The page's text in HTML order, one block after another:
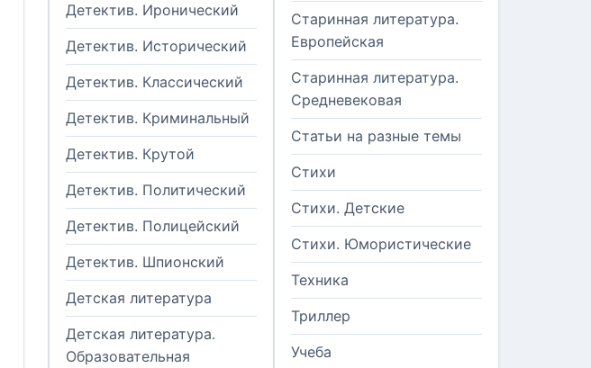
Детектив. Иронический
Детектив. Исторический
Детектив. Классический
Детектив. Криминальный
Детектив. Крутой
Детектив. Политический
Детектив. Полицейский
Детектив. Шпионский
Детская литература
Детская литература.
Образовательная
Старинная литература.
Европейская
Старинная литература.
Средневековая
Статьи на разные темы
Стихи
Стихи. Детские
Стихи. Юмористические
Техника
Триллер
Учеба